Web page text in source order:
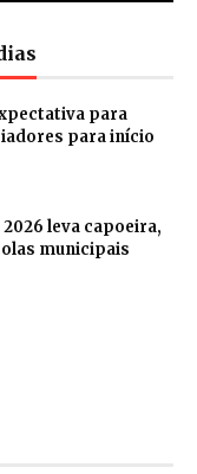
para
para início
leva capoeira,
municipais